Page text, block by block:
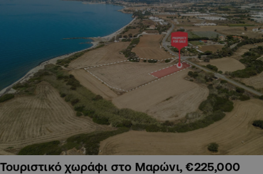
Τουριστικό χωράφι στο Μαρώνι, €225,000